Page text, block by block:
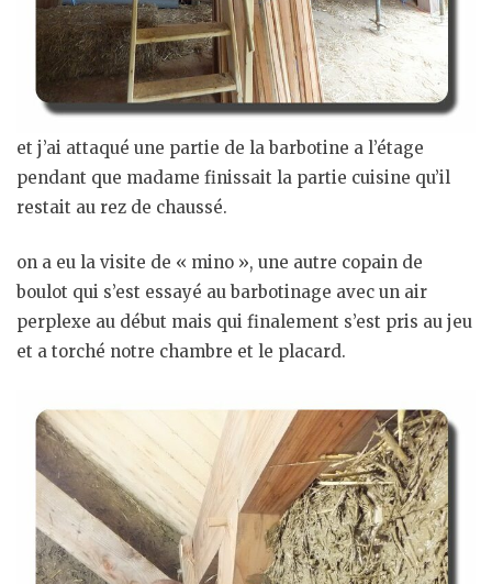
et j’ai attaqué une partie de la barbotine a l’étage
pendant que madame finissait la partie cuisine qu’il
restait au rez de chaussé.
on a eu la visite de « mino », une autre copain de
boulot qui s’est essayé au barbotinage avec un air
perplexe au début mais qui finalement s’est pris au jeu
et a torché notre chambre et le placard.